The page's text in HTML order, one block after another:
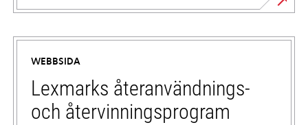
opens
in
new
tab
WEBBSIDA
Lexmarks återanvändnings-
och återvinningsprogram